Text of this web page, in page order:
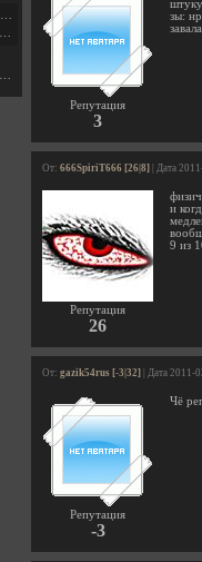
Репутация
3
зы:
От: 666SpiriT666 [26|8] | Дата
Репутация
26
и
9 из
От: gazik54rus [-3|32] | Дата 2011-
Репутация
-3
Чё